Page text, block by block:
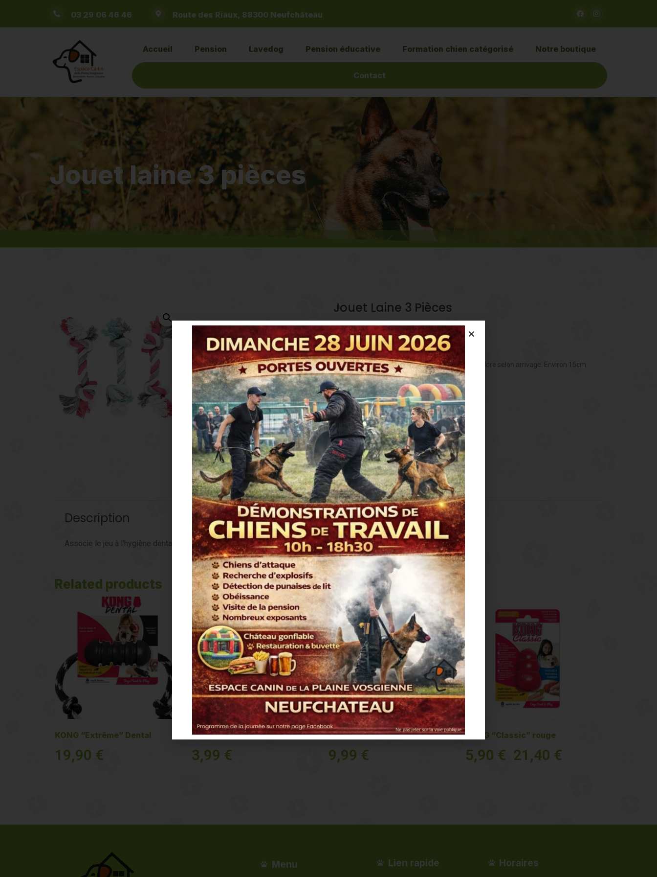
03 29 06 46 46 Route des Riaux, 88300 Neufchâteau
Accueil Pension Lavedog Pension éducative Formation chien catégorisé Notre boutique
Contact
Jouet laine 3 pièces
Jouet Laine 3 Pièces
3,99€
Associe le jeu à l’hygiène dentaire, coloris multicolore selon arrivage. Environ 15cm
Add to cart
Category:Jouets
Description
Description
Associe le jeu à l’hygiène dentaire, coloris multicolore selon arrivage. Environ 15cm
Related products
KONG “Extrême” Dental
19,90 €
Jouet picots
3,99 €
Denties Toy
9,99 €
KONG “Classic” rouge
5,90 € 21,40 €
Menu Lien rapide Horaires